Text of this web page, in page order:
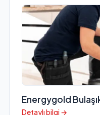
Energygold
Detaylı bilgi →